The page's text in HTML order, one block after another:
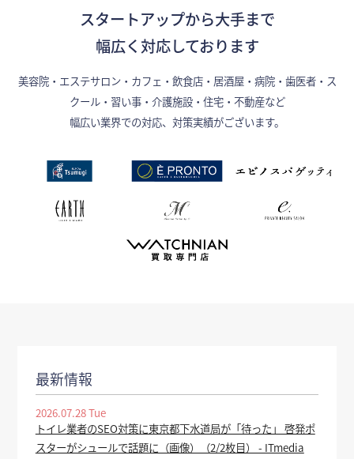
スタートアップから大手まで
幅広く対応しております
美容院・エステサロン・カフェ・飲食店・居酒屋・病院・歯医者・ス
クール・習い事・介護施設・住宅・不動産など
幅広い業界での対応、対策実績がございます。
最新情報
2026.07.28 Tue
トイレ業者のSEO対策に東京都下水道局が「待った」 啓発ポ
スターがシュールで話題に（画像）（2/2枚目） - ITmedia